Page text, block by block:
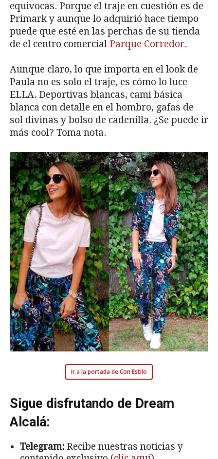
equivocas. Porque el traje en cuestión es de
Primark y aunque lo adquirió hace tiempo
puede que esté en las perchas de su tienda
de el centro comercial Parque Corredor.
Aunque claro, lo que importa en el look de
Paula no es solo el traje, es cómo lo luce
ELLA. Deportivas blancas, cami básica
blanca con detalle en el hombro, gafas de
sol divinas y bolso de cadenilla. ¿Se puede ir
más cool? Toma nota.
Ir a la portada de Con Estilo
Sigue disfrutando de Dream
Alcalá:
Telegram: Recibe nuestras noticias y